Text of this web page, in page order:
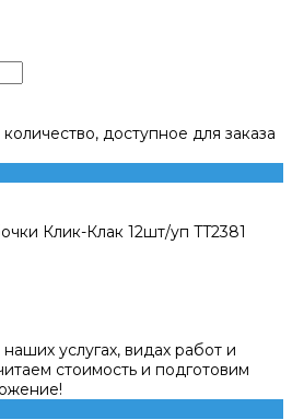
доступное для заказа
Клик-Клак 12шт/уп TT2381
услугах, видах работ и
стоимость и подготовим